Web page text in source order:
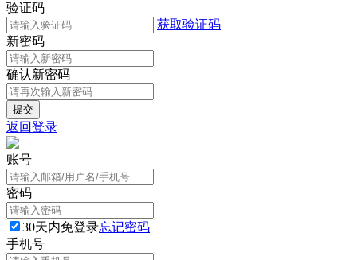
验证码
获取验证码
新密码
确认新密码
返回登录
账号
密码
30天内免登录忘记密码
手机号